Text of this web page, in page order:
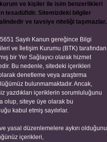
ve kişiler ile isim benzerlikleri
tesadüfidir. Sitemizdeki bilgiler
ve tavsiye niteliği taşımazlar.
Sayılı Kanun gereğince Bilgi
ve İletişim Kurumu (BTK) tarafından
bir Yer Sağlayıcı olarak hizmet
Bu nedenle, sitedeki içerikleri
denetleme veya araştırma
bulunmamaktadır. Ancak,
yazdıkları içeriklerin sorumluluğunu
olup, siteye üye olarak bu
kabul etmiş sayılırlar.
yasal düzenlemelere aykırı olduğunu
içerikleri,